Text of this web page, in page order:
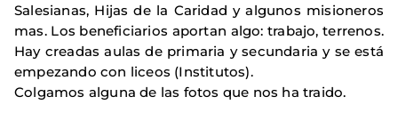
Salesianas, Hijas de la Caridad y algunos misioneros
mas. Los beneficiarios aportan algo: trabajo, terrenos.
Hay creadas aulas de primaria y secundaria y se está
empezando con liceos (Institutos).
Colgamos alguna de las fotos que nos ha traido.